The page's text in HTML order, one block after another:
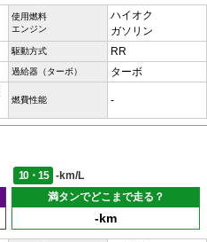
使用燃料
エンジン
ハイオク
ガソリン
駆動方式 RR
過給器（ターボ） ターボ
燃費性能 -
10・15
-km/L
満タンでどこまで走る？
-km